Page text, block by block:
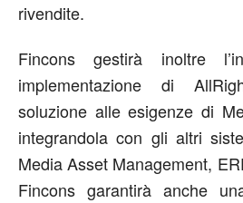
rivendite.
Fincons gestirà inoltre
implementazione di
soluzione alle esigenze di
integrandola con gli altri
Media Asset Management,
Fincons garantirà anche